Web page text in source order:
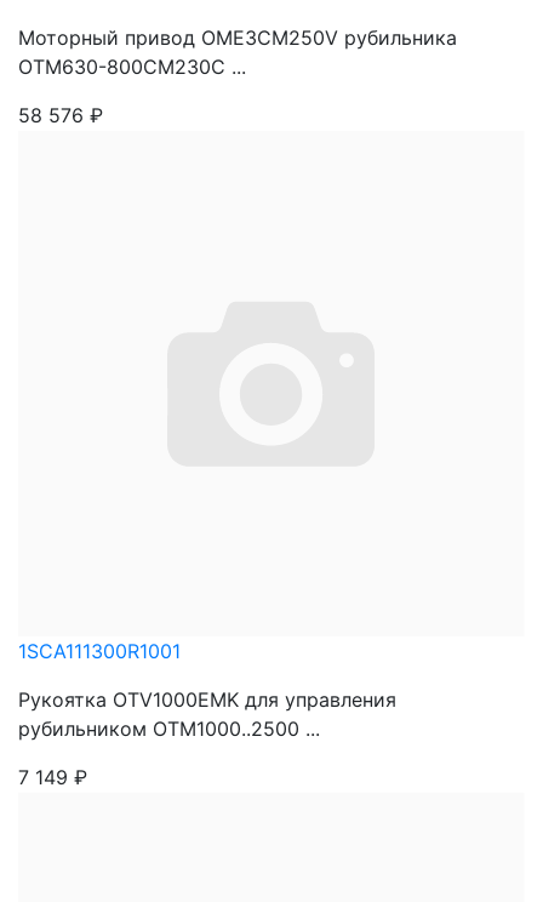
Моторный привод OME3CM250V рубильника
OTM630-800CM230C ...
58 576 ₽
1SCA111300R1001
Рукоятка OTV1000EMK для управления
рубильником OTM1000..2500 ...
7 149 ₽